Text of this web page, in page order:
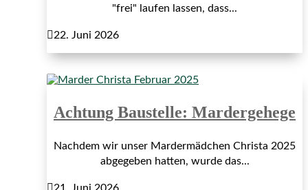
"frei" laufen lassen, dass...
22. Juni 2026
Achtung Baustelle: Mardergehege
Nachdem wir unser Mardermädchen Christa 2025
abgegeben hatten, wurde das...